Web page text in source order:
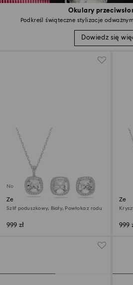
Okulary
Podkreśl świąteczne stylizacje
Dowiedz się
Nowość
Zestaw Una Angelic
Szlif poduszkowy, Biały, Powłoka z rodu
999 zł 999